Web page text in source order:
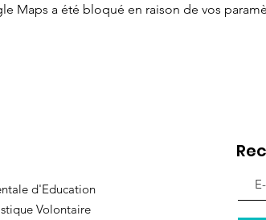
Maps a été bloqué en raison de vos
d'Education
Volontaire